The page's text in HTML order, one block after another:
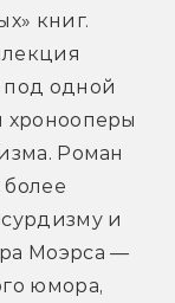
книг.
под одной
хронооперы
Роман
и
Моэрса —
юмора,